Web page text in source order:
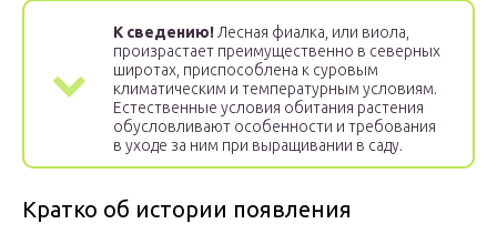
К сведению! Лесная фиалка, или виола,
произрастает преимущественно в северных
широтах, приспособлена к суровым
климатическим и температурным условиям.
Естественные условия обитания растения
обусловливают особенности и требования
в уходе за ним при выращивании в саду.
Кратко об истории появления